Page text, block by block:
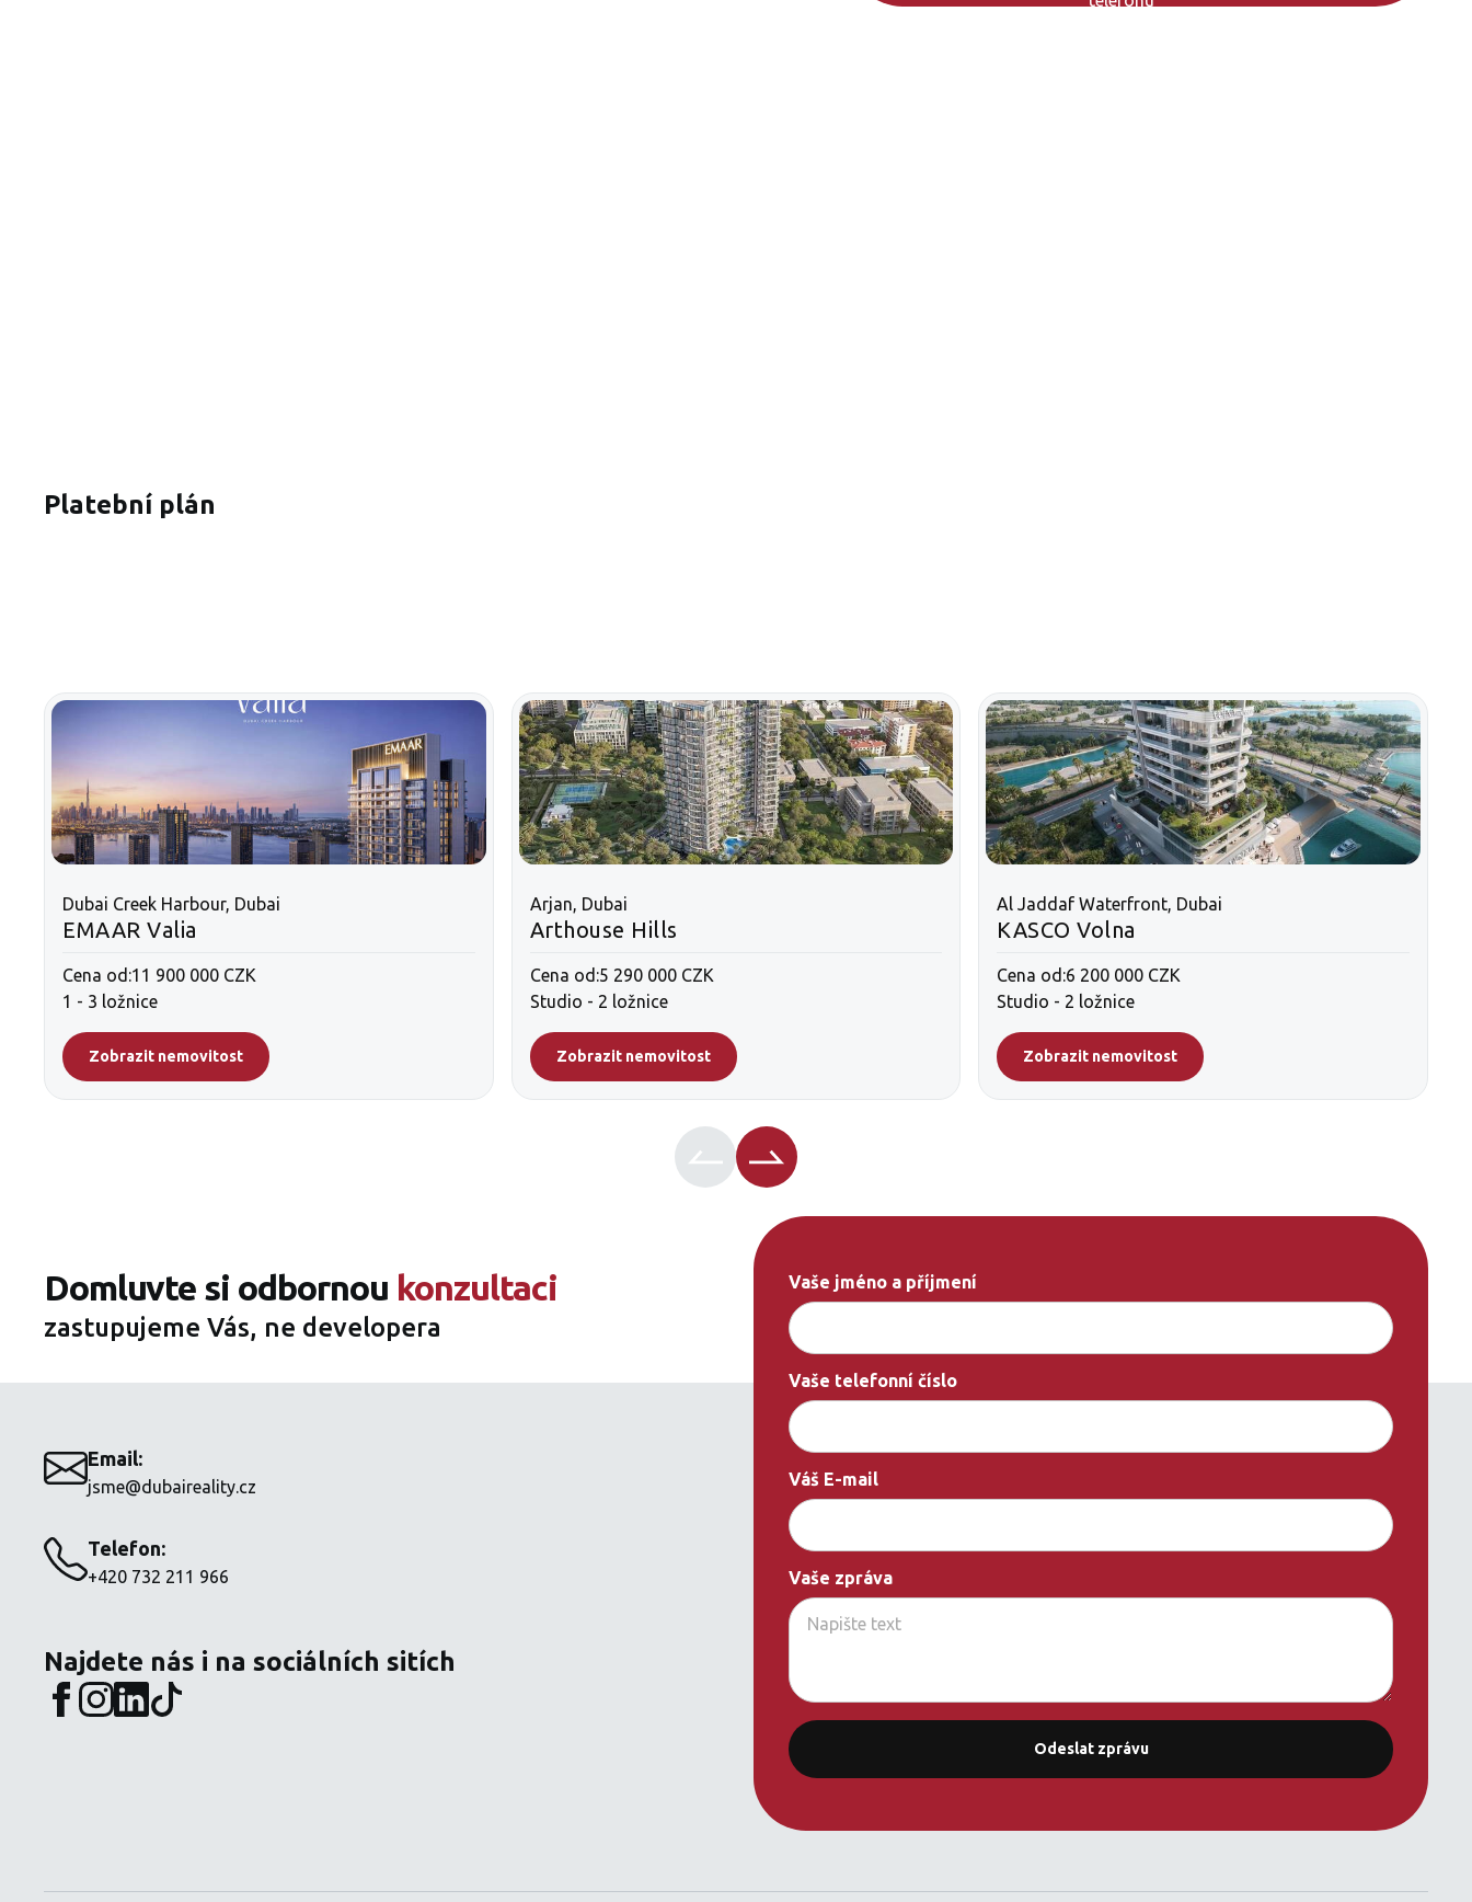
Platební plán
Dubai Creek Harbour, Dubai
EMAAR Valia
Cena od:11 900 000 CZK
1 - 3 ložnice
Zobrazit nemovitost
Arjan, Dubai
Arthouse Hills
Cena od:5 290 000 CZK
Studio - 2 ložnice
Zobrazit nemovitost
Al Jaddaf Waterfront, Dubai
KASCO Volna
Cena od:6 200 000 CZK
Studio - 2 ložnice
Zobrazit nemovitost
Domluvte si odbornou konzultaci
zastupujeme Vás, ne developera
Email:
jsme@dubaireality.cz
Telefon:
+420 732 211 966
Najdete nás i na sociálních sitích
Vaše jméno a příjmení
Vaše telefonní číslo
Váš E-mail
Vaše zpráva